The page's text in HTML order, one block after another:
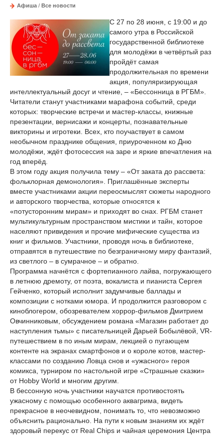
Афиша / Все новости
С 27 по 28 июня, с 19:00 и до
самого утра в Российской
государственной библиотеке
для молодёжи в четвёртый раз
пройдёт самая
продолжительная по времени
акция, популяризирующая
интеллектуальный досуг и чтение, – «Бессонница в РГБМ».
Читатели станут участниками марафона событий, среди
которых: творческие встречи и мастер-классы, книжные
презентации, вернисажи и концерты, познавательные
викторины и игротеки. Всех, кто поучаствует в самом
необычном празднике общения, приуроченном ко Дню
молодёжи, ждёт фотосессия на заре и яркие впечатления на
год вперёд.
В этом году акция получила тему – «От заката до рассвета:
фольклорная демонология». Приглашённые эксперты
вместе участниками акции переосмыслят сюжеты народного
и авторского творчества, которые относятся к
«потусторонним мирам» и приходят во снах. РГБМ станет
мультикультурным пространством мистики и тайн, которое
населяют привидения и прочие мифические существа из
книг и фильмов. Участники, проводя ночь в библиотеке,
отправятся в путешествие по безграничному миру фантазий,
из светлого – в сумрачное – и обратно.
Программа начнётся с фортепианного лайва, погружающего
в летнюю дремоту, от поэта, вокалиста и пианиста Сергея
Гейченко, который исполнит задумчивые баллады и
композиции с нотками юмора. И продолжится разговором с
киноблогером, обозревателем хоррор-фильмов Дмитрием
Овчинниковым, обсуждением романа «Магазин работает до
наступления тьмы» с писательницей Дарьей Бобылёвой, VR-
путешествием в по иным мирам, лекцией о пугающем
контенте на экранах смартфонов и о короле котов, мастер-
классами по созданию Ловца снов и «ужасного» героя
комикса, турниром по настольной игре «Страшные сказки»
от Hobby World и многим другим.
В бессонную ночь участники научатся противостоять
ужасному с помощью особенного аквагрима, видеть
прекрасное в неочевидном, понимать то, что невозможно
объяснить рационально. На пути к новым знаниям их ждёт
здоровый перекус от Real Chips и чайная церемония Центра